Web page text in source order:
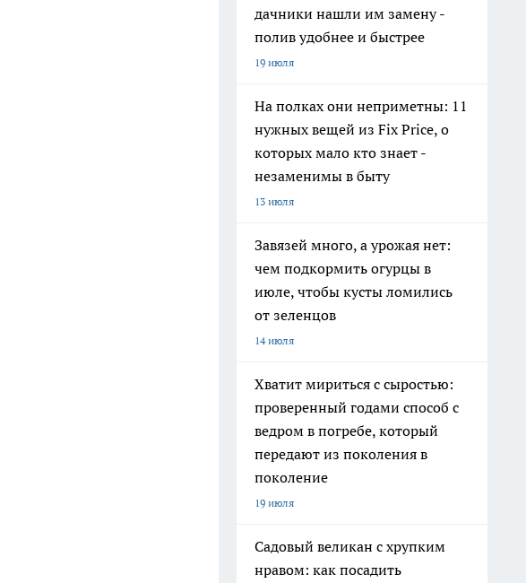
дачники нашли им замену -
полив удобнее и быстрее
19 июля
На полках они неприметны: 11
нужных вещей из Fix Price, о
которых мало кто знает -
незаменимы в быту
13 июля
Завязей много, а урожая нет:
чем подкормить огурцы в
июле, чтобы кусты ломились
от зеленцов
14 июля
Хватит мириться с сыростью:
проверенный годами способ с
ведром в погребе, который
передают из поколения в
поколение
19 июля
Садовый великан с хрупким
нравом: как посадить